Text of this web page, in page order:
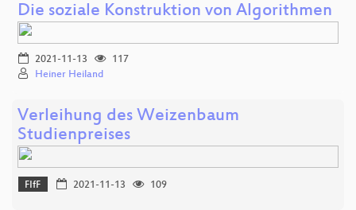
Die soziale Konstruktion von Algorithmen
2021-11-13
117
Heiner Heiland
Verleihung des Weizenbaum
Studienpreises
FIfF 2021-11-13 109